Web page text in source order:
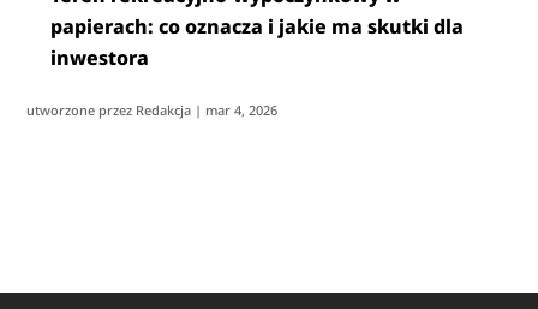
papierach: co oznacza i jakie ma skutki dla
inwestora
utworzone przez Redakcja | mar 4, 2026